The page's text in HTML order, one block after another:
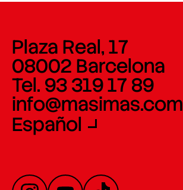
Plaza Real, 17
08002 Barcelona
Tel. 93 319 17 89
info@masimas.com
Español